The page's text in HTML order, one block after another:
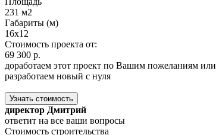
231 м2
Габариты (м)
16x12
Стоимость проекта от:
69 300 р.
доработаем этот проект по Вашим пожеланиям или
разработаем новый с нуля
Узнать стоимость
директор Дмитрий
ответит на все ваши вопросы
Стоимость строительства